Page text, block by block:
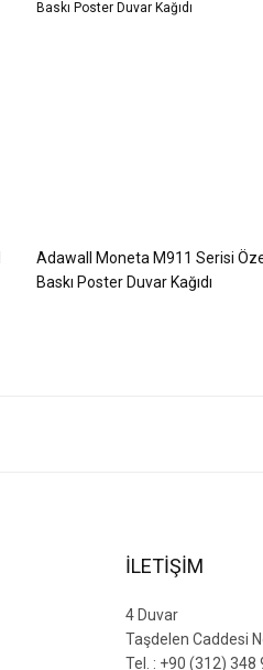
Adawall Moneta M911 Serisi
Baskı Poster Duvar Kağıdı
İLETİŞİM
4 Duvar
Taşdelen Caddesi
Tel. : +90 (312) 348